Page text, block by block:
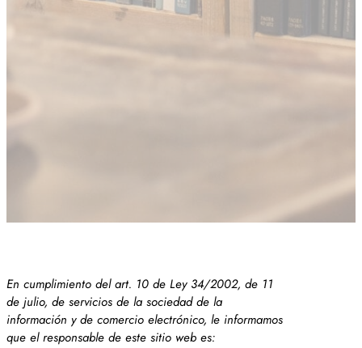
En cumplimiento del art. 10 de Ley 34/2002, de 11
de julio, de servicios de la sociedad de la
información y de comercio electrónico, le informamos
que el responsable de este sitio web es: